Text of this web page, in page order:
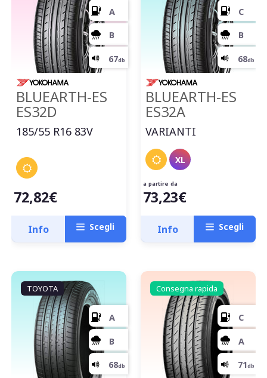
E
E
BLUEARTH-ES
ES32D
185/55 R16 83V
72,82€
Info Scegli
BLUEARTH-ES
ES32A
VARIANTI
XL
a partire da
73,23€
Info Scegli
TOYOTA Consegna rapida